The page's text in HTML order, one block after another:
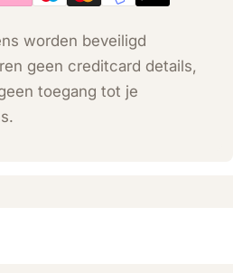
worden beveiligd
geen creditcard details,
toegang tot je